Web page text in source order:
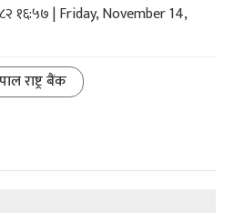
१६:५७ | Friday, November 14,
राष्ट्र बैंक